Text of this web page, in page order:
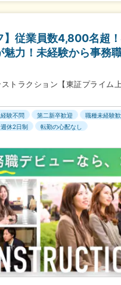
】従業員数4,800名超
魅力！未経験から事務
トラクション【東証プライム
験不問 第二新卒歓迎
職種未経験
休2日制 転勤の心配なし